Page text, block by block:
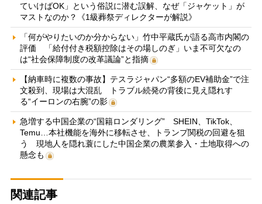
ていけばOK」という俗説に潜む誤解、なぜ「ジャケット」が
マストなのか？《1級葬祭ディレクターが解説》
「何がやりたいのか分からない」竹中平蔵氏が語る高市内閣の
評価 「給付付き税額控除はその場しのぎ」いま不可欠なの
は“社会保障制度の改革議論”と指摘
【納車時に複数の事故】テスラジャパン“多額のEV補助金”で注
文殺到、現場は大混乱 トラブル続発の背後に見え隠れす
る“イーロンの右腕”の影
急増する中国企業の“国籍ロンダリング” SHEIN、TikTok、
Temu…本社機能を海外に移転させ、トランプ関税の回避を狙
う 現地人を隠れ蓑にした中国企業の農業参入・土地取得への
懸念も
関連記事